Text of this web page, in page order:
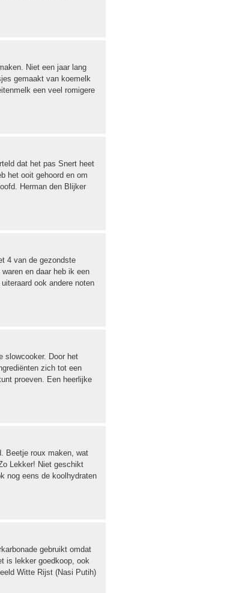
Niet een jaar lang
gemaakt van koemelk
een veel romigere
dat het pas Snert heet
het ooit gehoord en om
Herman den Blijker
4 van de gezondste
en daar heb ik een
ook andere noten
slowcooker. Door het
zich tot een
proeven. Een heerlijke
Beetje roux maken, wat
Lekker! Niet geschikt
nog eens de koolhydraten
gebruikt omdat
is lekker goedkoop, ook
Witte Rijst (Nasi Putih)